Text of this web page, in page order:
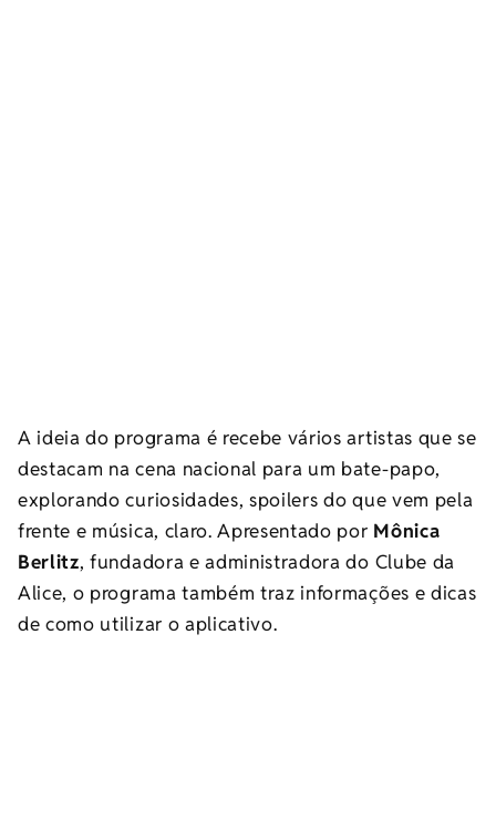
A ideia do programa é recebe vários artistas que se
destacam na cena nacional para um bate-papo,
explorando curiosidades, spoilers do que vem pela
frente e música, claro. Apresentado por Mônica
Berlitz, fundadora e administradora do Clube da
Alice, o programa também traz informações e dicas
de como utilizar o aplicativo.